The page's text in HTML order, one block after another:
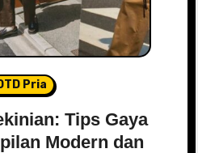
Pria
Tips Gaya
Modern dan